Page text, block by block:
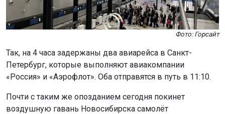
Фото: Горсайт
Так, на 4 часа задержаны два авиарейса в Санкт-
Петербург, которые выполняют авиакомпании
«Россия» и «Аэрофлот». Оба отправятся в путь в 11:10.
Почти с таким же опозданием сегодня покинет
воздушную гавань Новосибирска самолёт